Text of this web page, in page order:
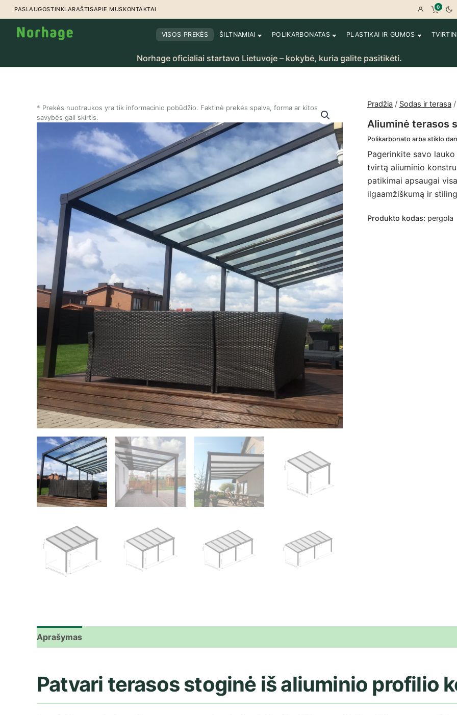
Pereiti prie turinio
PASLAUGOSTINKLARAŠTISAPIE MUSKONTAKTAI
Prisijungti
0
VISOS PREKĖS ŠILTNAMIAI POLIKARBONATAS PLASTIKAI IR GUMOS
Norhage oficialiai startavo Lietuvoje – kokybė, kuria galite pasitikėti. Rankų
Prekės nuotraukos yra tik informacinio pobūdžio. Faktinė prekės spalva, forma ar kitos
savybės gali skirtis.
Pradžia / Sodas ir terasa /
Aliuminė terasos
Polikarbonato arba stiklo
Pagerinkite savo
tvirtą aliuminio
patikimai apsaugai
ilgaamžiškumą ir
Produkto kodas: pergola
Aprašymas
Patvari terasos stoginė iš aliuminio profilio